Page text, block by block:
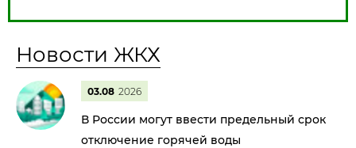
Новости ЖКХ
03.08 2026
В России могут ввести предельный срок
отключение горячей воды